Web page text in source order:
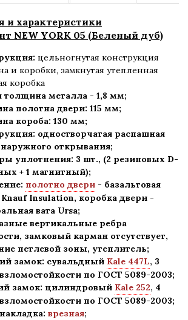
и характеристики
NEW YORK 05 (Беленый дуб)
цельногнутая конструкция
и коробки, замкнутая утепленная
коробка
толщина металла - 1,8 мм;
полотна двери: 115 мм;
короба: 130 мм;
: одностворчатая распашная
открывания;
уплотнения: 3 шт., (2 резиновых D-
+ 1 магнитный);
полотно двери - базальтовая
Insulation, коробка двери -
вата Ursa;
вертикальные ребра
замковый карман отсутствует,
петлевой зоны, утеплитель;
замок: сувальдный Kale 447L, 3
по ГОСТ 5089-2003;
замок: цилиндровый Kale 252, 4
по ГОСТ 5089-2003;
врезная;